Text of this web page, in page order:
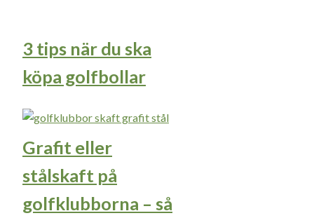
3 tips när du ska
köpa golfbollar
Grafit eller
stålskaft på
golfklubborna – så